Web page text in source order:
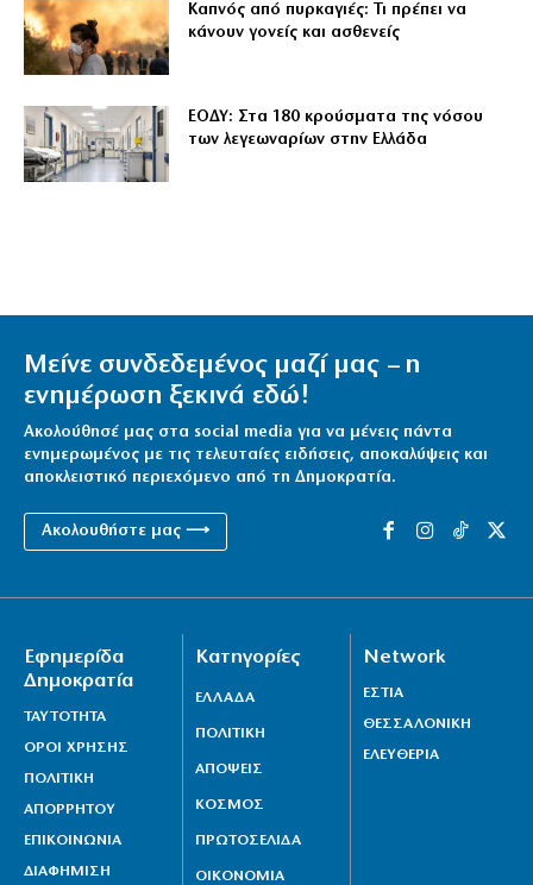
Καπνός από πυρκαγιές: Τι πρέπει να
κάνουν γονείς και ασθενείς
ΕΟΔΥ: Στα 180 κρούσματα της νόσου
των λεγεωναρίων στην Ελλάδα
Μείνε συνδεδεμένος μαζί μας – η
ενημέρωση ξεκινά εδώ!
Ακολούθησέ μας στα social media για να μένεις πάντα
ενημερωμένος με τις τελευταίες ειδήσεις, αποκαλύψεις και
αποκλειστικό περιεχόμενο από τη Δημοκρατία.
Ακολουθήστε μας ⟶
Εφημερίδα
Δημοκρατία
ΤΑΥΤΟΤΗΤΑ
ΟΡΟΙ ΧΡΗΣΗΣ
ΠΟΛΙΤΙΚΗ
ΑΠΟΡΡΗΤΟΥ
ΕΠΙΚΟΙΝΩΝΙΑ
ΔΙΑΦΗΜΙΣΗ
Κατηγορίες
ΕΛΛΑΔΑ
ΠΟΛΙΤΙΚΗ
ΑΠΟΨΕΙΣ
ΚΟΣΜΟΣ
ΠΡΩΤΟΣΕΛΙΔΑ
ΟΙΚΟΝΟΜΙΑ
Network
ΕΣΤΙΑ
ΘΕΣΣΑΛΟΝΙΚΗ
ΕΛΕΥΘΕΡΙΑ